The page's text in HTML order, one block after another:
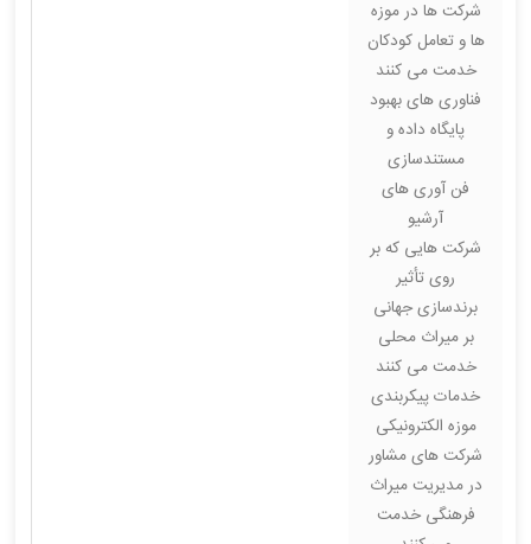
شرکت ها در موزه
ها و تعامل کودکان
خدمت می کنند
فناوری های بهبود
پایگاه داده و
مستندسازی
فن آوری های
آرشیو
شرکت هایی که بر
روی تأثیر
برندسازی جهانی
بر میراث محلی
خدمت می کنند
خدمات پیکربندی
موزه الکترونیکی
شرکت های مشاور
در مدیریت میراث
فرهنگی خدمت